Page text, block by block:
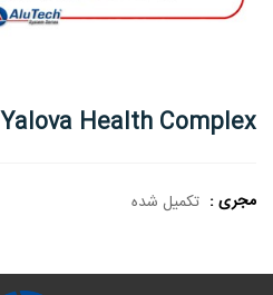
Yalova Health Complex
مجری : تکمیل شده